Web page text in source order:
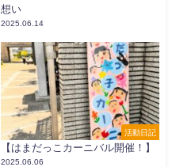
想い
2025.06.14
活動日記
【はまだっこカーニバル開催！】
2025.06.06